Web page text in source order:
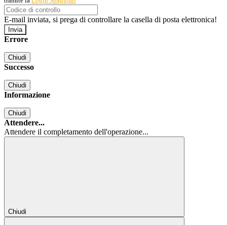
E-mail inviata, si prega di controllare la casella di posta elettronica!
Errore
Chiudi
Successo
Chiudi
Informazione
Chiudi
Attendere...
Attendere il completamento dell'operazione...
Chiudi